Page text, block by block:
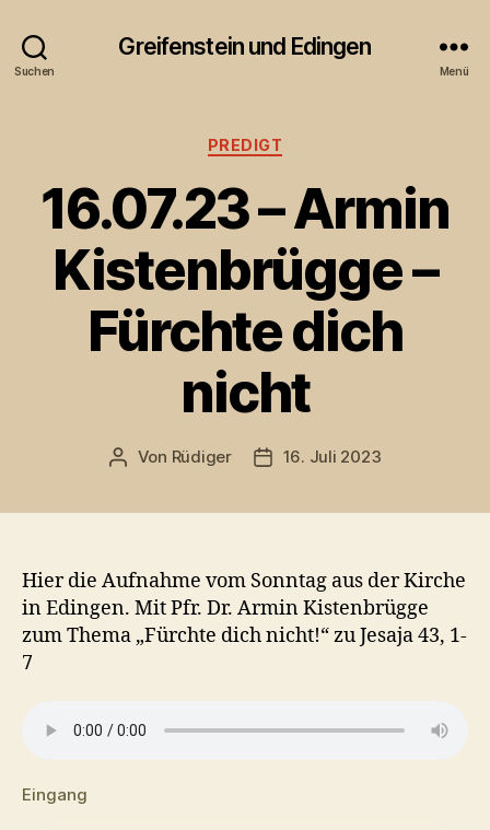
Suchen
Greifenstein und Edingen
Menü
Kategorien
PREDIGT
16.07.23 – Armin
Kistenbrügge –
Fürchte dich
nicht
Beitragsautor
Von Rüdiger Veröffentlichungsdatum
16. Juli 2023
Hier die Aufnahme vom Sonntag aus der Kirche
in Edingen. Mit Pfr. Dr. Armin Kistenbrügge
zum Thema „Fürchte dich nicht!“ zu Jesaja 43, 1-
7
Eingang